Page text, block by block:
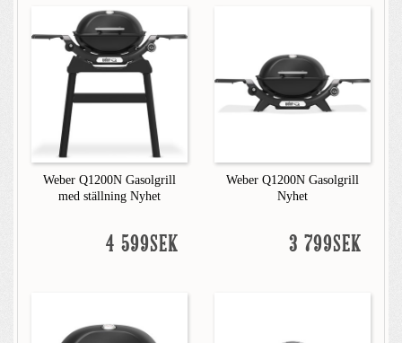
Weber Q1200N Gasolgrill
med ställning Nyhet
4 599SEK
Weber Q1200N Gasolgrill
Nyhet
3 799SEK